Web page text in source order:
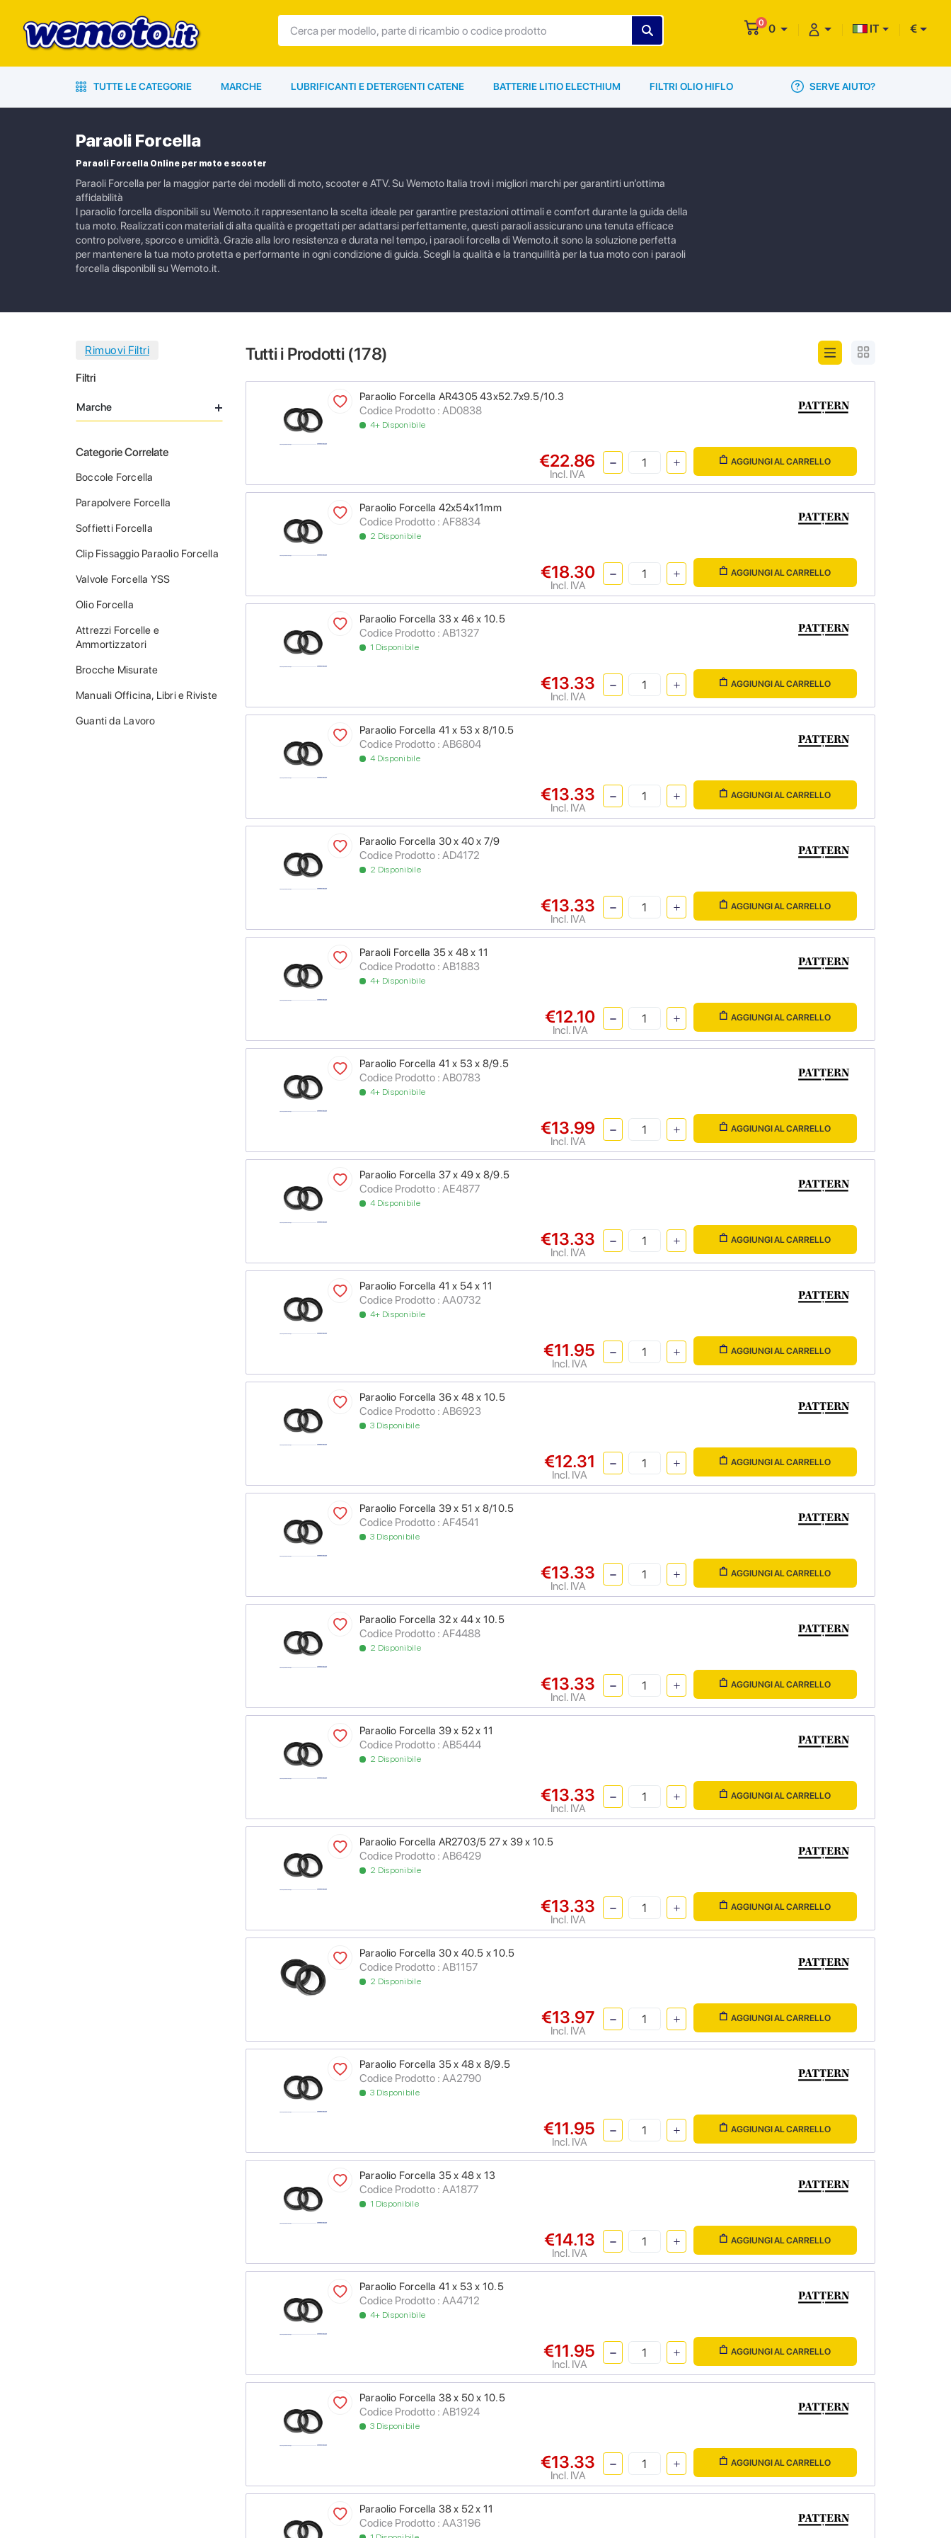
0 0 IT €
TUTTE LE CATEGORIE MARCHE LUBRIFICANTI E DETERGENTI CATENE BATTERIE LITIO ELECTHIUM FILTRI OLIO HIFLO SERVE AIUTO?
Paraoli Forcella
Paraoli Forcella Online per moto e scooter
Paraoli Forcella per la maggior parte dei modelli di moto, scooter e ATV. Su Wemoto Italia trovi i migliori marchi per garantirti un’ottima
affidabilità
I paraolio forcella disponibili su Wemoto.it rappresentano la scelta ideale per garantire prestazioni ottimali e comfort durante la guida della
tua moto. Realizzati con materiali di alta qualità e progettati per adattarsi perfettamente, questi paraoli assicurano una tenuta efficace
contro polvere, sporco e umidità. Grazie alla loro resistenza e durata nel tempo, i paraoli forcella di Wemoto.it sono la soluzione perfetta
per mantenere la tua moto protetta e performante in ogni condizione di guida. Scegli la qualità e la tranquillità per la tua moto con i paraoli
forcella disponibili su Wemoto.it.
Filtri
Marche
Categorie Correlate
Boccole Forcella
Parapolvere Forcella
Soffietti Forcella
Clip Fissaggio Paraolio Forcella
Valvole Forcella YSS
Olio Forcella
Attrezzi Forcelle e
Ammortizzatori
Brocche Misurate
Manuali Officina, Libri e Riviste
Guanti da Lavoro
Tutti i Prodotti (178)
Paraolio Forcella AR4305 43x52.7x9.5/10.3
Codice Prodotto : AD0838
4+ Disponibile
€22.86
Incl. IVA
AGGIUNGI AL CARRELLO
Paraolio Forcella 42x54x11mm
Codice Prodotto : AF8834
2 Disponibile
€18.30
Incl. IVA
AGGIUNGI AL CARRELLO
Paraolio Forcella 33 x 46 x 10.5
Codice Prodotto : AB1327
1 Disponibile
€13.33
Incl. IVA
AGGIUNGI AL CARRELLO
Paraolio Forcella 41 x 53 x 8/10.5
Codice Prodotto : AB6804
4 Disponibile
€13.33
Incl. IVA
AGGIUNGI AL CARRELLO
Paraolio Forcella 30 x 40 x 7/9
Codice Prodotto : AD4172
2 Disponibile
€13.33
Incl. IVA
AGGIUNGI AL CARRELLO
Paraoli Forcella 35 x 48 x 11
Codice Prodotto : AB1883
4+ Disponibile
€12.10
Incl. IVA
AGGIUNGI AL CARRELLO
Paraolio Forcella 41 x 53 x 8/9.5
Codice Prodotto : AB0783
4+ Disponibile
€13.99
Incl. IVA
AGGIUNGI AL CARRELLO
Paraolio Forcella 37 x 49 x 8/9.5
Codice Prodotto : AE4877
4 Disponibile
€13.33
Incl. IVA
AGGIUNGI AL CARRELLO
Paraolio Forcella 41 x 54 x 11
Codice Prodotto : AA0732
4+ Disponibile
€11.95
Incl. IVA
AGGIUNGI AL CARRELLO
Paraolio Forcella 36 x 48 x 10.5
Codice Prodotto : AB6923
3 Disponibile
€12.31
Incl. IVA
AGGIUNGI AL CARRELLO
Paraolio Forcella 39 x 51 x 8/10.5
Codice Prodotto : AF4541
3 Disponibile
€13.33
Incl. IVA
AGGIUNGI AL CARRELLO
Paraolio Forcella 32 x 44 x 10.5
Codice Prodotto : AF4488
2 Disponibile
€13.33
Incl. IVA
AGGIUNGI AL CARRELLO
Paraolio Forcella 39 x 52 x 11
Codice Prodotto : AB5444
2 Disponibile
€13.33
Incl. IVA
AGGIUNGI AL CARRELLO
Paraolio Forcella AR2703/5 27 x 39 x 10.5
Codice Prodotto : AB6429
2 Disponibile
€13.33
Incl. IVA
AGGIUNGI AL CARRELLO
Paraolio Forcella 30 x 40.5 x 10.5
Codice Prodotto : AB1157
2 Disponibile
€13.97
Incl. IVA
AGGIUNGI AL CARRELLO
Paraolio Forcella 35 x 48 x 8/9.5
Codice Prodotto : AA2790
3 Disponibile
€11.95
Incl. IVA
AGGIUNGI AL CARRELLO
Paraolio Forcella 35 x 48 x 13
Codice Prodotto : AA1877
1 Disponibile
€14.13
Incl. IVA
AGGIUNGI AL CARRELLO
Paraolio Forcella 41 x 53 x 10.5
Codice Prodotto : AA4712
4+ Disponibile
€11.95
Incl. IVA
AGGIUNGI AL CARRELLO
Paraolio Forcella 38 x 50 x 10.5
Codice Prodotto : AB1924
3 Disponibile
€13.33
Incl. IVA
AGGIUNGI AL CARRELLO
Paraolio Forcella 38 x 52 x 11
Codice Prodotto : AA3196